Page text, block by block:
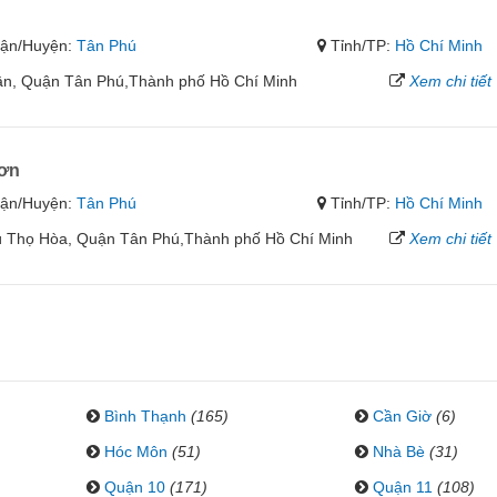
Huyện: Tân Phú Tỉnh/TP: Hồ Chí Minh
Quận Tân Phú,Thành phố Hồ Chí Minh
Xem chi tiết
Huyện: Tân Phú Tỉnh/TP: Hồ Chí Minh
Hòa, Quận Tân Phú,Thành phố Hồ Chí Minh
Xem chi tiết
Bình Thạnh (165) Cần Giờ (6)
Hóc Môn (51) Nhà Bè (31)
Quận 10 (171) Quận 11 (108)